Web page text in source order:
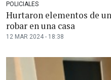
POLICIALES
Hurtaron elementos de
robar en una casa
12 MAR 2024 - 18:38